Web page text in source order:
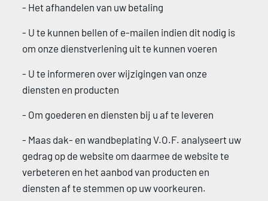
- Het afhandelen van uw betaling
- U te kunnen bellen of e-mailen indien dit nodig is
om onze dienstverlening uit te kunnen voeren
- U te informeren over wijzigingen van onze
diensten en producten
- Om goederen en diensten bij u af te leveren
- Maas dak- en wandbeplating V.O.F. analyseert uw
gedrag op de website om daarmee de website te
verbeteren en het aanbod van producten en
diensten af te stemmen op uw voorkeuren.